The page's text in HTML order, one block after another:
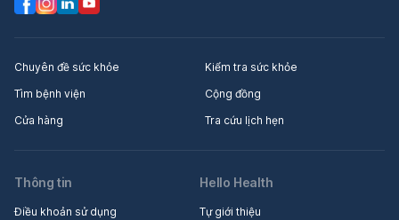
Chuyên đề sức khỏe
Kiểm tra sức khỏe
Tìm bệnh viện
Cộng đồng
Cửa hàng
Tra cứu lịch hẹn
Thông tin
Điều khoản sử dụng
Hello Health
Tự giới thiệu